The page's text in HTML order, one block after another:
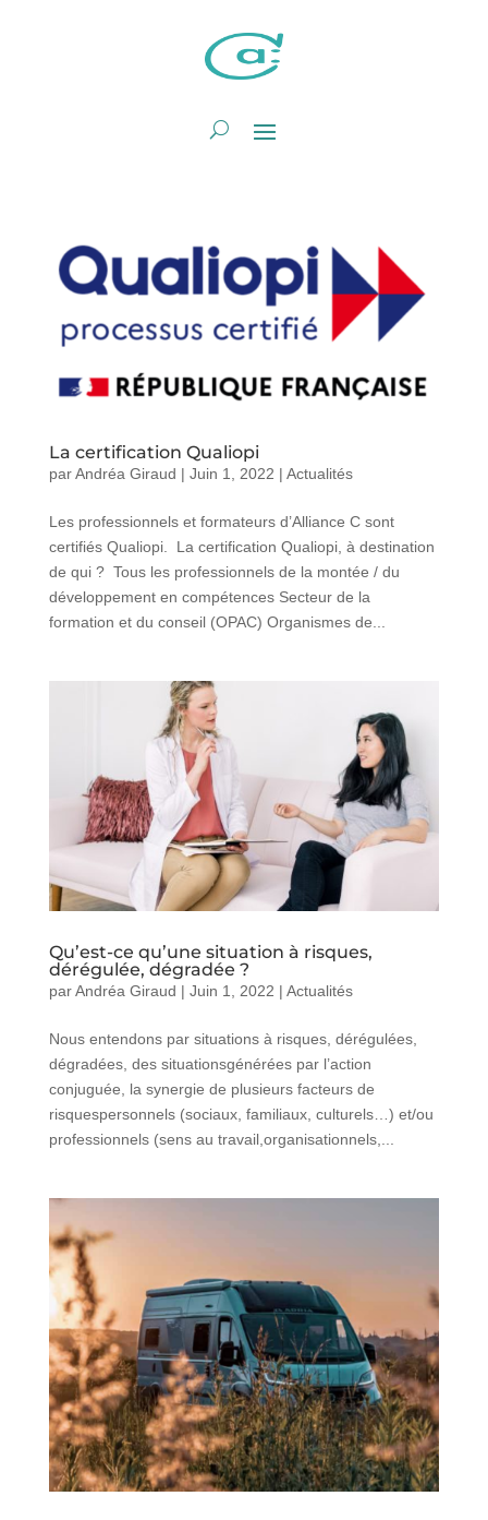
La certification Qualiopi
parAndréa Giraud | Juin 1, 2022 | Actualités
Les professionnels et formateurs d’Alliance C sont
certifiés Qualiopi. La certification Qualiopi, à destination
de qui ? Tous les professionnels de la montée / du
développement en compétences Secteur de la
formation et du conseil (OPAC) Organismes de...
Qu’est-ce qu’une situation à risques,
dérégulée, dégradée ?
parAndréa Giraud | Juin 1, 2022 | Actualités
Nous entendons par situations à risques, dérégulées,
dégradées, des situationsgénérées par l’action
conjuguée, la synergie de plusieurs facteurs de
risquespersonnels (sociaux, familiaux, culturels…) et/ou
professionnels (sens au travail,organisationnels,...